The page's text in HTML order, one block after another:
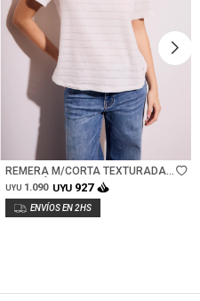
Talle
REMERA M/CORTA TEXTURADA
ALGODÓN - NACAR
UYU 1.090 UYU 927